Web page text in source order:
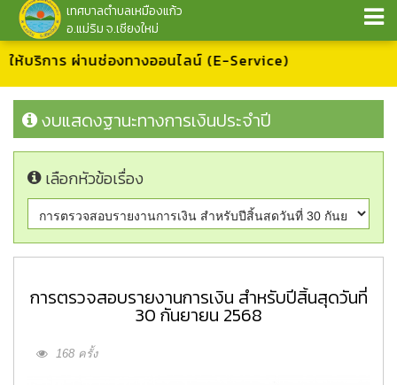
เทศบาลตำบลเหมืองแก้ว
อ.แม่ริม จ.เชียงใหม่
าร ผ่านช่องทางออนไลน์ (E-Service)
งบแสดงฐานะทางการเงินประจำปี
เลือกหัวข้อเรื่อง
การตรวจสอบรายงานการเงิน สำหรับปีสิ้นสุดวันที่
30 กันยายน 2568
168 ครั้ง